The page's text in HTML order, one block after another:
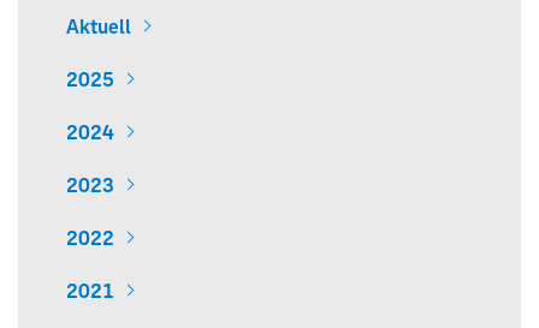
Aktuell
2025
2024
2023
2022
2021